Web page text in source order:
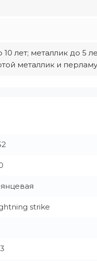
лет; металлик до 5
металлик и
strike